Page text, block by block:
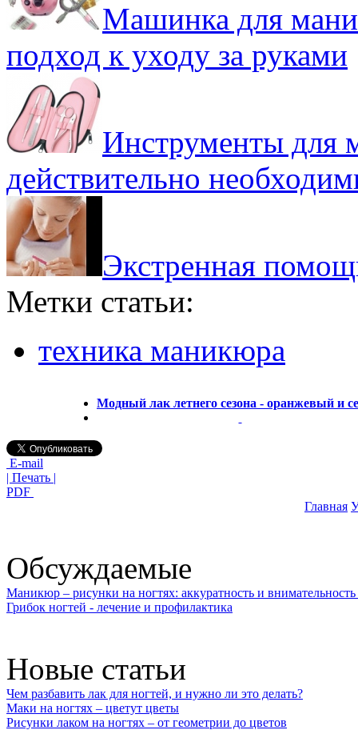
Машинка для
подход к уходу за руками
Инструменты для
действительно
Экстренная
Метки статьи:
техника маникюра
Модный лак летнего сезона - оранжевый и
E-mail
| Печать |
PDF
Главная
Обсуждаемые
Маникюр – рисунки на ногтях: аккуратность и
Грибок ногтей - лечение и профилактика
Новые статьи
Чем разбавить лак для ногтей, и нужно ли это делать?
Маки на ногтях – цветут цветы
Рисунки лаком на ногтях – от геометрии до цветов